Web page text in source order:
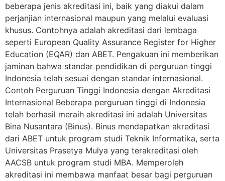
beberapa jenis akreditasi ini, baik yang diakui dalam
perjanjian internasional maupun yang melalui evaluasi
khusus. Contohnya adalah akreditasi dari lembaga
seperti European Quality Assurance Register for Higher
Education (EQAR) dan ABET. Pengakuan ini memberikan
jaminan bahwa standar pendidikan di perguruan tinggi
Indonesia telah sesuai dengan standar internasional.
Contoh Perguruan Tinggi Indonesia dengan Akreditasi
Internasional Beberapa perguruan tinggi di Indonesia
telah berhasil meraih akreditasi ini adalah Universitas
Bina Nusantara (Binus). Binus mendapatkan akreditasi
dari ABET untuk program studi Teknik Informatika, serta
Universitas Prasetya Mulya yang terakreditasi oleh
AACSB untuk program studi MBA. Memperoleh
akreditasi ini membawa manfaat besar bagi perguruan